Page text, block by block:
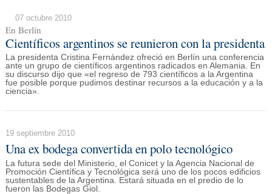
07 octubre 2010
En Berlín
Científicos argentinos se reunieron con la presidenta
La presidenta Cristina Fernández ofreció en Berlín una conferencia
ante un grupo de científicos argentinos radicados en Alemania. En
su discurso dijo que «el regreso de 793 científicos a la Argentina
fue posible porque pudimos destinar recursos a la educación y a la
ciencia».
19 septiembre 2010
Una ex bodega convertida en polo tecnológico
La futura sede del Ministerio, el Conicet y la Agencia Nacional de
Promoción Científica y Tecnológica será uno de los pocos edificios
sustentables de la Argentina. Estará situada en el predio de lo
fueron las Bodegas Giol.